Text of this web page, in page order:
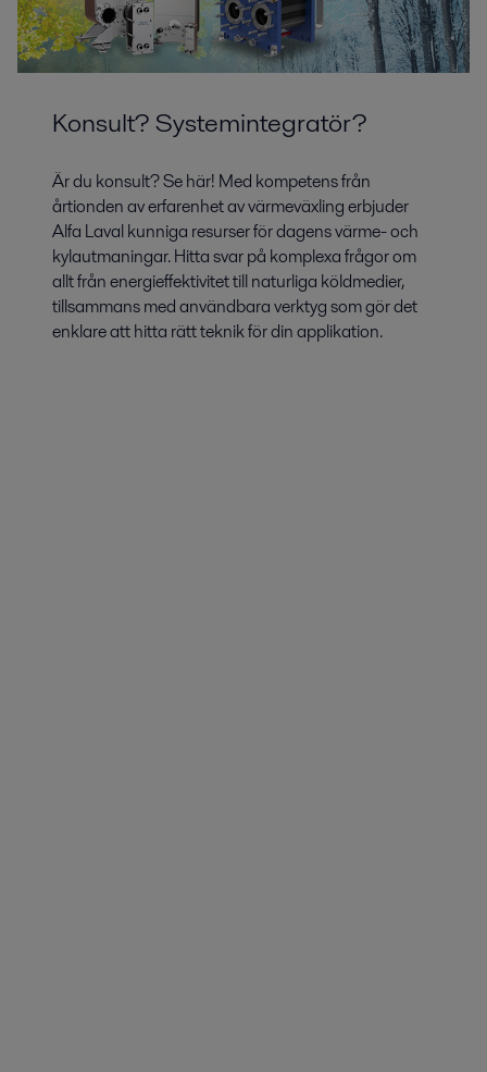
Konsult? Systemintegratör?
Är du konsult? Se här! Med kompetens från
årtionden av erfarenhet av värmeväxling erbjuder
Alfa Laval kunniga resurser för dagens värme- och
kylautmaningar. Hitta svar på komplexa frågor om
allt från energieffektivitet till naturliga köldmedier,
tillsammans med användbara verktyg som gör det
enklare att hitta rätt teknik för din applikation.